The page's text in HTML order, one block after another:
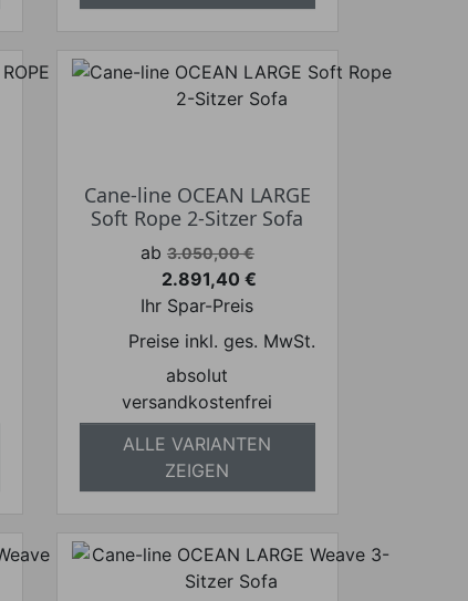
Cane-line OCEAN LARGE
Soft Rope 2-Sitzer Sofa
Verkaufspreis
ab 3.050,00 €
Preis
2.891,40 €
Ihr Spar-Preis
Preise inkl. ges. MwSt.
absolut
versandkostenfrei
ALLE VARIANTEN
ZEIGEN